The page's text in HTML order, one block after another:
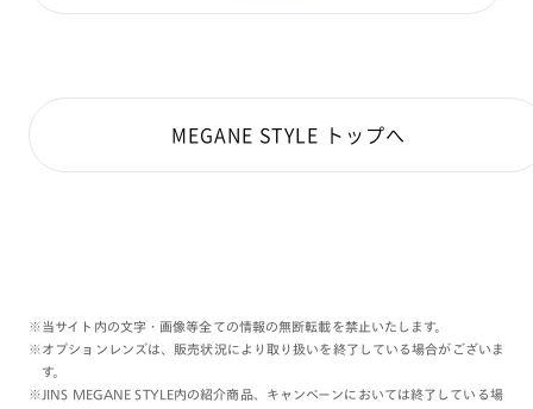
MEGANE STYLE トップへ
※当サイト内の文字・画像等全ての情報の無断転載を禁止いたします。
※オプションレンズは、販売状況により取り扱いを終了している場合がございま
す。
※JINS MEGANE STYLE内の紹介商品、キャンペーンにおいては終了している場